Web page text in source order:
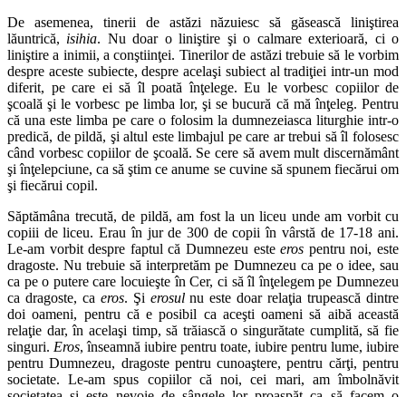
De asemenea, tinerii de astăzi năzuiesc să găsească liniştirea
lăuntrică, isihia. Nu doar o liniştire şi o calmare exterioară, ci o
liniştire a inimii, a conştiinţei. Tinerilor de astăzi trebuie să le vorbim
despre aceste subiecte, despre acelaşi subiect al tradiţiei intr‑un mod
diferit, pe care ei să îl poată înţelege. Eu le vorbesc copiilor de
şcoală şi le vorbesc pe limba lor, şi se bucură că mă înţeleg. Pentru
că una este limba pe care o folosim la dumnezeiasca liturghie intr‑o
predică, de pildă, şi altul este limbajul pe care ar trebui să îl folosesc
când vorbesc copiilor de şcoală. Se cere să avem mult discernământ
şi înţelepciune, ca să ştim ce anume se cuvine să spunem fiecărui om
şi fiecărui copil.
Săptămâna trecută, de pildă, am fost la un liceu unde am vorbit cu
copiii de liceu. Erau în jur de 300 de copii în vârstă de 17‑18 ani.
Le‑am vorbit despre faptul că Dumnezeu esteeros pentru noi, este
dragoste. Nu trebuie să interpretăm pe Dumnezeu ca pe o idee, sau
ca pe o putere care locuieşte în Cer, ci să îl înţelegem pe Dumnezeu
ca dragoste, ca eros. Şi erosulnu este doar relaţia trupească dintre
doi oameni, pentru că e posibil ca aceşti oameni să aibă această
relaţie dar, în acelaşi timp, să trăiască o singurătate cumplită, să fie
singuri. Eros, înseamnă iubire pentru toate, iubire pentru lume, iubire
pentru Dumnezeu, dragoste pentru cunoaştere, pentru cărţi, pentru
societate. Le‑am spus copiilor că noi, cei mari, am îmbolnăvit